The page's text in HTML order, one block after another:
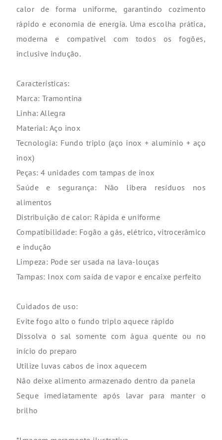
calor de forma uniforme, garantindo cozimento
rápido e economia de energia. Uma escolha prática,
moderna e compatível com todos os fogões,
inclusive indução.
Características:
Marca: Tramontina
Linha: Allegra
Material: Aço inox
Tecnologia: Fundo triplo (aço inox + alumínio + aço
inox)
Peças: 4 unidades com tampas de inox
Saúde e segurança: Não libera resíduos nos
alimentos
Distribuição de calor: Rápida e uniforme
Compatibilidade: Fogão a gás, elétrico, vitrocerâmico
e indução
Limpeza: Pode ser usada na lava-louças
Tampas: Inox com saída de vapor e encaixe perfeito
Cuidados de uso:
Evite fogo alto o fundo triplo aquece rápido
Dissolva o sal somente com água quente ou no
início do preparo
Utilize luvas cabos de inox aquecem
Não deixe alimento armazenado dentro da panela
Seque imediatamente após lavar para manter o
brilho